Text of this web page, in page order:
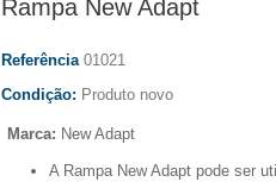
Rampa New Adapt
Referência 01021
Condição: Produto novo
Marca: New Adapt
A Rampa New Adapt pode ser